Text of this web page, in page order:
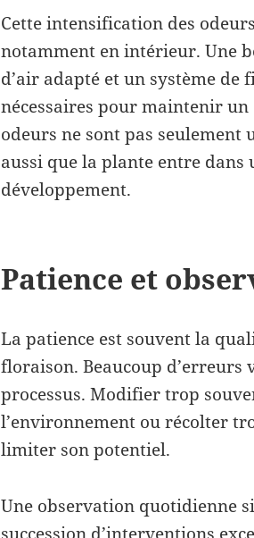
Cette intensification des
notamment en intérieur. Une
d’air adapté et un système
nécessaires pour maintenir
odeurs ne sont pas
aussi que la plante entre dans
développement.
Patience et
La patience est souvent la
floraison. Beaucoup d’erreurs
processus. Modifier trop
l’environnement ou récolter
limiter son potentiel.
Une observation quotidienne